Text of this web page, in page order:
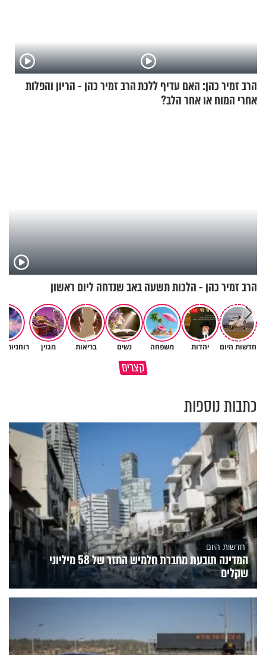
הרב זמיר כהן: האם עדיף ללכת
אחרי המוח או אחר הלב?
הרב זמיר כהן - הריון והפלות
הרב זמיר כהן - הלכות תשעה באב שנדחה ליום ראשון
חדשות היום יהדות משפחה נשים בריאות מגזין רוחניות
קצרים
כרמל יוגב על כריתת היד כשהייתה
האמונה האמיתית בבורא עולם
כתבות נוספות
חדשות היום
המדינה תובעת מחברת חלמיש החזר של 58 מיליוני
שקלים